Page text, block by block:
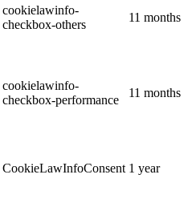
cookielawinfo-
checkbox-others
11 months
cookielawinfo-
checkbox-performance
11 months
CookieLawInfoConsent 1 year